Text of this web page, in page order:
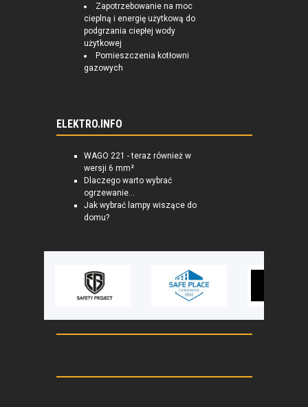
Zapotrzebowanie na moc
cieplną i energię użytkową do
podgrzania ciepłej wody
użytkowej
Pomieszczenia kotłowni
gazowych
ELEKTRO.INFO
WAGO 221 - teraz również w
wersji 6 mm²
Dlaczego warto wybrać
ogrzewanie...
Jak wybrać lampy wiszące do
domu?